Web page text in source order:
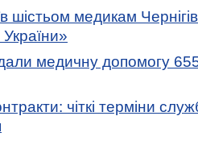
шістьом медикам
медичну допомогу
чіткі терміни